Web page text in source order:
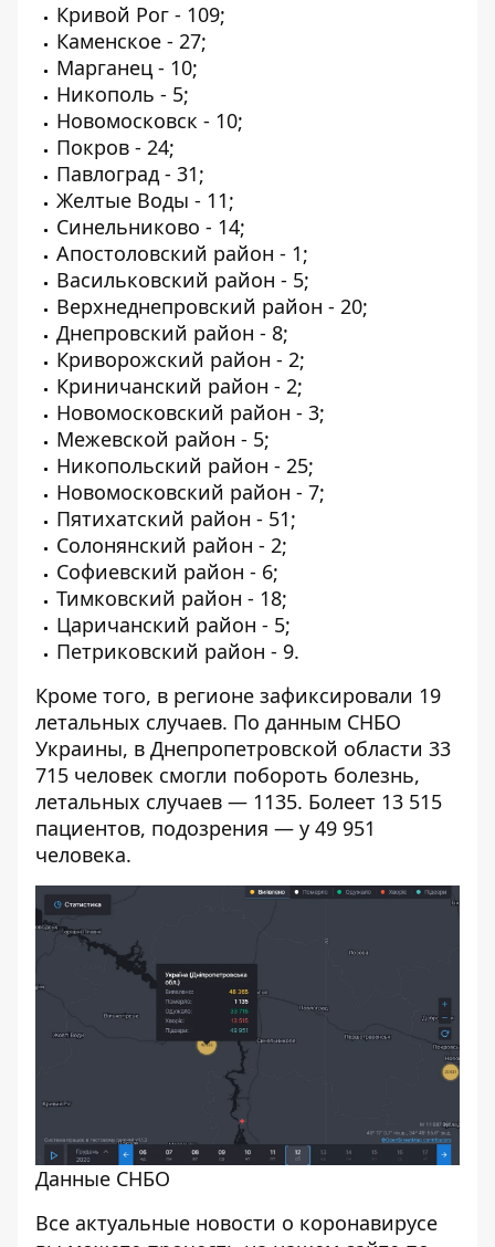
Кривой Рог - 109;
Каменское - 27;
Марганец - 10;
Никополь - 5;
Новомосковск - 10;
Покров - 24;
Павлоград - 31;
Желтые Воды - 11;
Синельниково - 14;
Апостоловский район - 1;
Васильковский район - 5;
Верхнеднепровский район - 20;
Днепровский район - 8;
Криворожский район - 2;
Криничанский район - 2;
Новомосковский район - 3;
Межевской район - 5;
Никопольский район - 25;
Новомосковский район - 7;
Пятихатский район - 51;
Солонянский район - 2;
Софиевский район - 6;
Тимковский район - 18;
Царичанский район - 5;
Петриковский район - 9.
Кроме того, в регионе зафиксировали 19
летальных случаев. По данным СНБО
Украины, в Днепропетровской области 33
715 человек смогли побороть болезнь,
летальных случаев — 1135. Болеет 13 515
пациентов, подозрения — у 49 951
человека.
Данные СНБО
Все актуальные новости о коронавирусе